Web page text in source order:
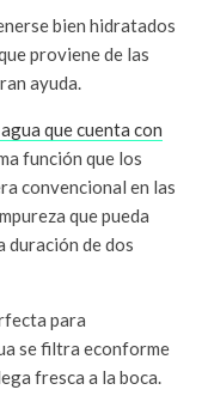
bien hidratados
proviene de las
ayuda.
que cuenta con
función que los
convencional en las
que pueda
duración de dos
para
se filtra econforme
fresca a la boca.